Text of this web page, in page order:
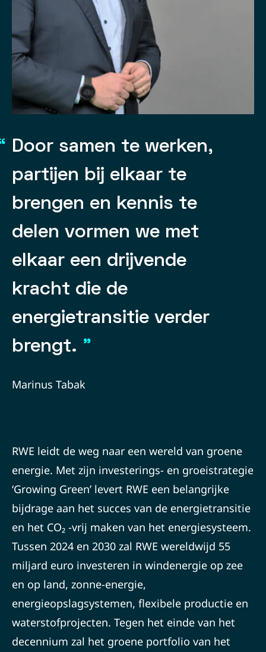
Door samen te werken,
partijen bij elkaar te
brengen en kennis te
delen vormen we met
elkaar een drijvende
kracht die de
energietransitie verder
brengt. ”
Marinus Tabak
RWE leidt de weg naar een wereld van groene
energie. Met zijn investerings- en groeistrategie
‘Growing Green’ levert RWE een belangrijke
bijdrage aan het succes van de energietransitie
en het CO₂ -vrij maken van het energiesysteem.
Tussen 2024 en 2030 zal RWE wereldwijd 55
miljard euro investeren in windenergie op zee
en op land, zonne-energie,
energieopslagsystemen, flexibele productie en
waterstofprojecten. Tegen het einde van het
decennium zal het groene portfolio van het